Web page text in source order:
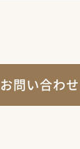
お問い合わせ